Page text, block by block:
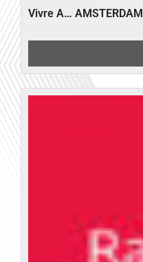
Vivre A… AMSTERDAM